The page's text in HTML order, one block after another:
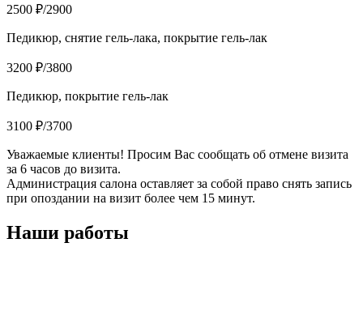
2500 ₽/2900
Педикюр, снятие гель-лака, покрытие гель-лак
3200 ₽/3800
Педикюр, покрытие гель-лак
3100 ₽/3700
Уважаемые клиенты! Просим Вас сообщать об отмене визита
за 6 часов до визита.
Администрация салона оставляет за собой право снять запись
при опоздании на визит более чем 15 минут.
Наши работы